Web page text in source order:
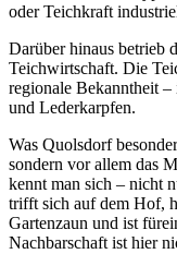
oder Teichkraft
Darüber hinaus betrieb
Teichwirtschaft. Die
regionale Bekanntheit
und Lederkarpfen.
Was Quolsdorf
sondern vor allem das
kennt man sich – nicht
trifft sich auf dem Hof,
Gartenzaun und ist
Nachbarschaft ist hier